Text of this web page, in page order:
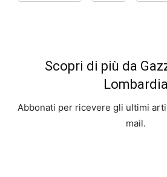
Scopri di più da
Lombardia
Abbonati per ricevere gli ultimi
mail.